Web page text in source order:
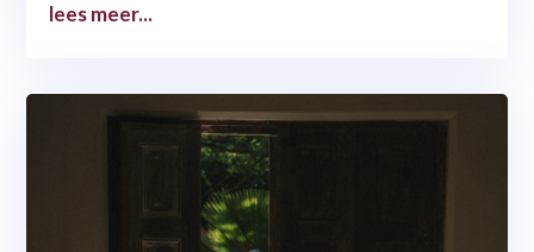
lees meer...